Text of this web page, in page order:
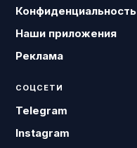
Конфиденциальность
Наши приложения
Реклама
СОЦСЕТИ
Telegram
Instagram